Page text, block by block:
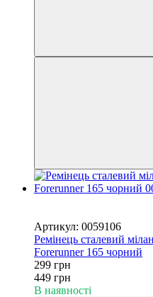
Артикул: 0059106
Ремінець сталевий
Forerunner 165 чорний
299 грн
449 грн
В наявності